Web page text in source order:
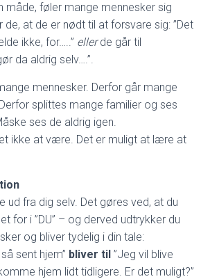
måde, føler mange mennesker sig
de, at de er nødt til at forsvare sig: ”Det
ikke, for…..” ellerde går til
da aldrig selv….”.
mennesker. Derfor går mange
splittes mange familier og ses
ses de aldrig igen.
ikke at være. Det er muligt at lære at
ud fra dig selv. Det gøres ved, at du
for i ”DU” – og derved udtrykker du
og bliver tydelig i din tale:
sent hjem” bliver til ”Jeg vil blive
hjem lidt tidligere. Er det muligt?”